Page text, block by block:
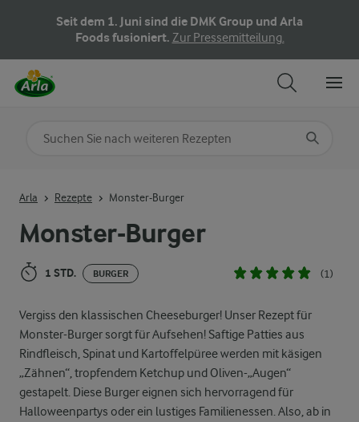
Seit dem 1. Juni sind die DMK Group und Arla
Foods fusioniert. Zur Pressemitteilung.
Monster-Burger
1 STD. BURGER (1)
Vergiss den klassischen Cheeseburger! Unser Rezept für
Monster-Burger sorgt für Aufsehen! Saftige Patties aus
Rindfleisch, Spinat und Kartoffelpüree werden mit käsigen
„Zähnen“, tropfendem Ketchup und Oliven-„Augen“
gestapelt. Diese Burger eignen sich hervorragend für
Halloweenpartys oder ein lustiges Familienessen. Also, ab in
Arla Rezepte Monster-Burger
Nach Kategorie suchen